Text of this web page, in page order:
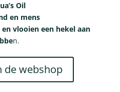
Oil
en mens
vlooien een hekel aan
n.
de webshop